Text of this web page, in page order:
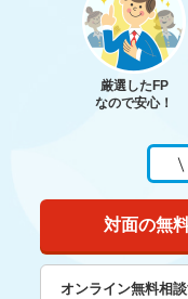
厳選したFP
なので安心！
対面の無
オンライン無料相